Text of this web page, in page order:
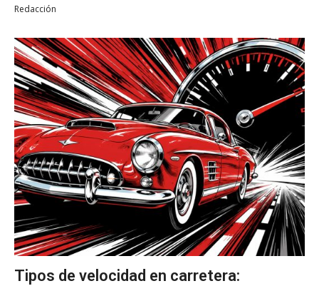
Redacción
Tipos de velocidad en carretera: